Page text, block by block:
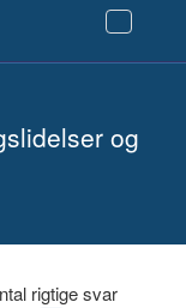
og
rigtige svar